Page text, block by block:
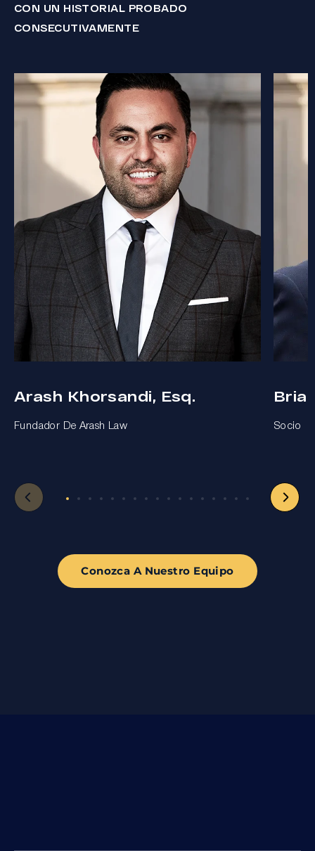
CON UN HISTORIAL PROBADO
CONSECUTIVAMENTE
Arash Khorsandi, Esq.
Fundador De Arash Law Socio
Conozca A Nuestro Equipo